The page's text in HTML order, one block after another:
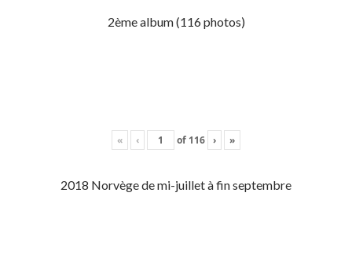
2ème album (116 photos)
« ‹ of 116 › »
2018 Norvège de mi-juillet à fin septembre